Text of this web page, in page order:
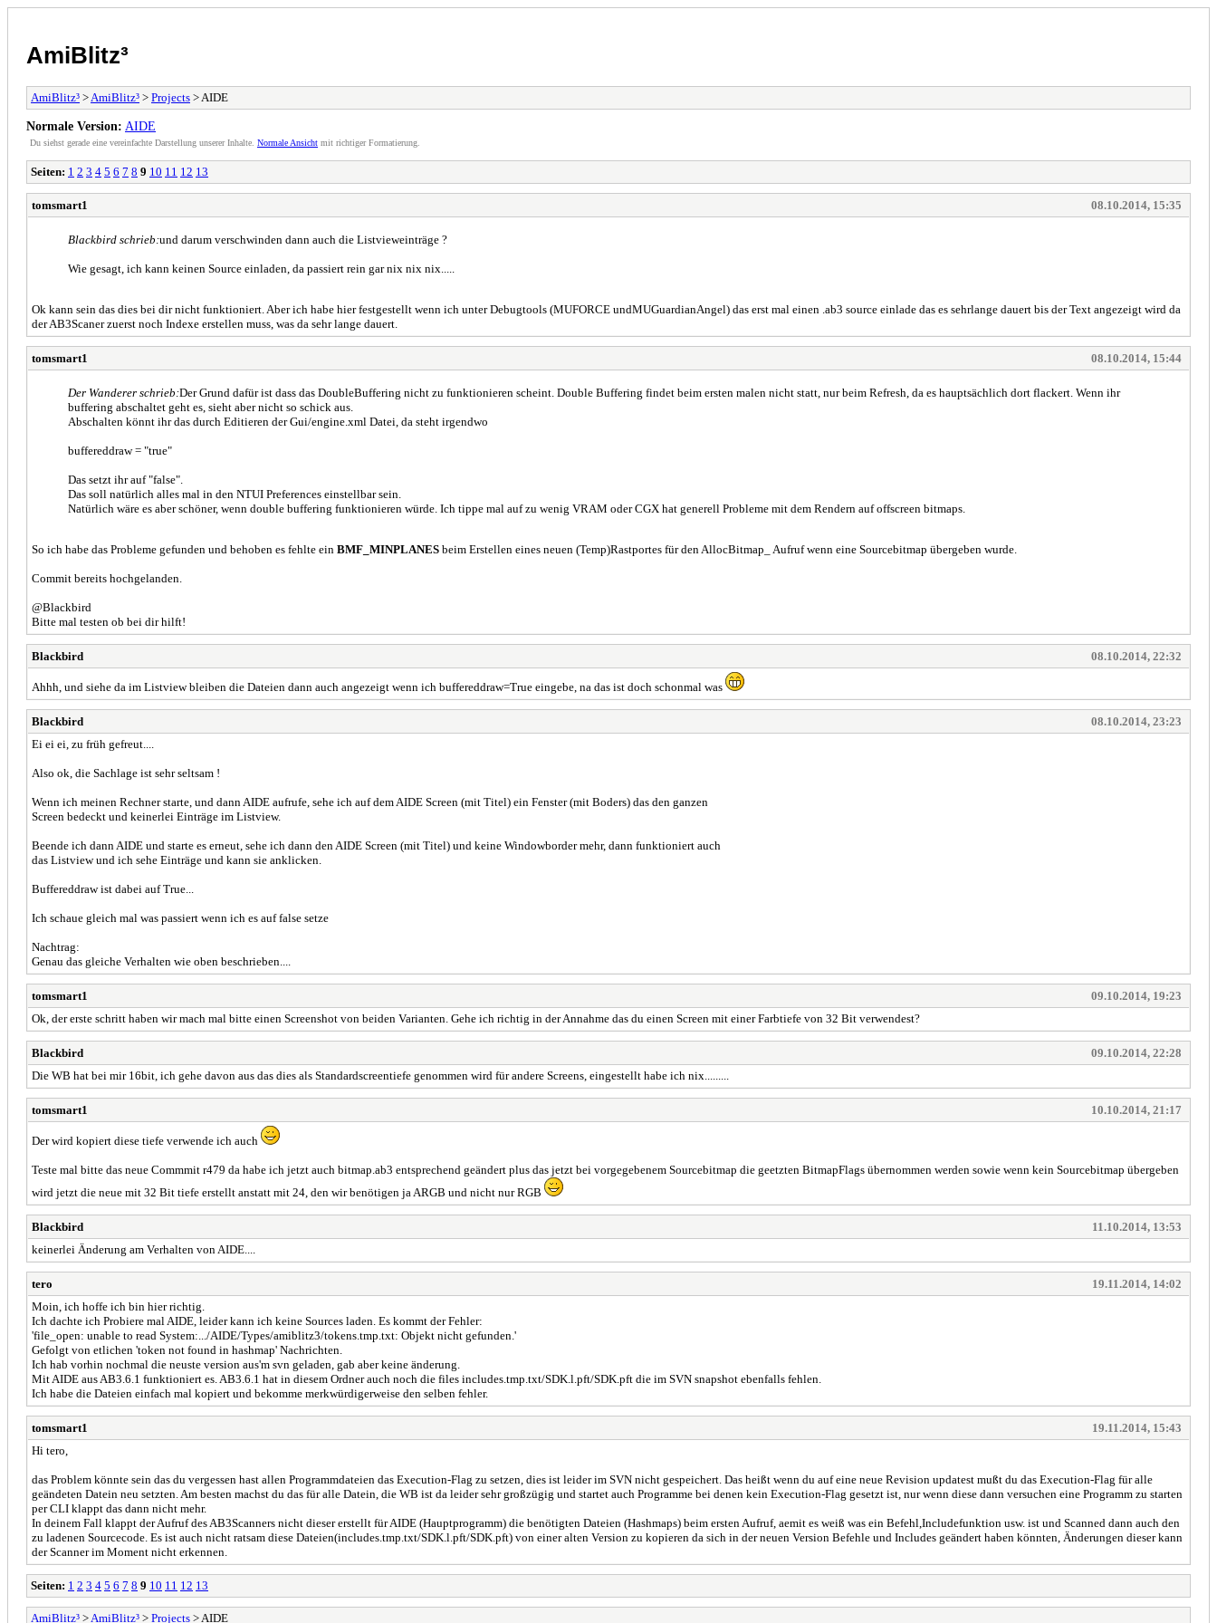
AmiBlitz³
AmiBlitz³ > AmiBlitz³ > Projects > AIDE
Normale Version: AIDE
Du siehst gerade eine vereinfachte Darstellung unserer Inhalte. Normale Ansicht mit richtiger Formatierung.
Seiten: 1 2 3 4 5 6 7 8 9 10 11 12 13
tomsmart1 08.10.2014, 15:35
Blackbird schrieb:und darum verschwinden dann auch die Listvieweinträge ?
Wie gesagt, ich kann keinen Source einladen, da passiert rein gar nix nix nix.....
Ok kann sein das dies bei dir nicht funktioniert. Aber ich habe hier festgestellt wenn ich unter Debugtools (MUFORCE undMUGuardianAngel) das erst mal einen .ab3 source einlade das es sehrlange dauert bis der Text angezeigt wird da
der AB3Scaner zuerst noch Indexe erstellen muss, was da sehr lange dauert.
tomsmart1 08.10.2014, 15:44
Der Wanderer schrieb:Der Grund dafür ist dass das DoubleBuffering nicht zu funktionieren scheint. Double Buffering findet beim ersten malen nicht statt, nur beim Refresh, da es hauptsächlich dort flackert. Wenn ihr
buffering abschaltet geht es, sieht aber nicht so schick aus.
Abschalten könnt ihr das durch Editieren der Gui/engine.xml Datei, da steht irgendwo
buffereddraw = "true"
Das setzt ihr auf "false".
Das soll natürlich alles mal in den NTUI Preferences einstellbar sein.
Natürlich wäre es aber schöner, wenn double buffering funktionieren würde. Ich tippe mal auf zu wenig VRAM oder CGX hat generell Probleme mit dem Rendern auf offscreen bitmaps.
So ich habe das Probleme gefunden und behoben es fehlte ein BMF_MINPLANES beim Erstellen eines neuen (Temp)Rastportes für den AllocBitmap_ Aufruf wenn eine Sourcebitmap übergeben wurde.
Commit bereits hochgelanden.
@Blackbird
Bitte mal testen ob bei dir hilft!
Blackbird 08.10.2014, 22:32
Ahhh, und siehe da im Listview bleiben die Dateien dann auch angezeigt wenn ich buffereddraw=True eingebe, na das ist doch schonmal was
Blackbird
08.10.2014, 23:23
Ei ei ei, zu früh gefreut....
Also ok, die Sachlage ist sehr seltsam !
Wenn ich meinen Rechner starte, und dann AIDE aufrufe, sehe ich auf dem AIDE Screen (mit Titel) ein Fenster (mit Boders) das den ganzen
Screen bedeckt und keinerlei Einträge im Listview.
Beende ich dann AIDE und starte es erneut, sehe ich dann den AIDE Screen (mit Titel) und keine Windowborder mehr, dann funktioniert auch
das Listview und ich sehe Einträge und kann sie anklicken.
Buffereddraw ist dabei auf True...
Ich schaue gleich mal was passiert wenn ich es auf false setze
Nachtrag:
Genau das gleiche Verhalten wie oben beschrieben....
tomsmart1
09.10.2014, 19:23
Ok, der erste schritt haben wir mach mal bitte einen Screenshot von beiden Varianten. Gehe ich richtig in der Annahme das du einen Screen mit einer Farbtiefe von 32 Bit verwendest?
Blackbird
09.10.2014, 22:28
Die WB hat bei mir 16bit, ich gehe davon aus das dies als Standardscreentiefe genommen wird für andere Screens, eingestellt habe ich nix.........
tomsmart1 10.10.2014, 21:17
Der wird kopiert diese tiefe verwende ich auch
Teste mal bitte das neue Commmit r479 da habe ich jetzt auch bitmap.ab3 entsprechend geändert plus das jetzt bei vorgegebenem Sourcebitmap die geetzten BitmapFlags übernommen werden sowie wenn kein Sourcebitmap übergeben
wird jetzt die neue mit 32 Bit tiefe erstellt anstatt mit 24, den wir benötigen ja ARGB und nicht nur RGB
Blackbird
11.10.2014, 13:53
keinerlei Änderung am Verhalten von AIDE....
tero
19.11.2014, 14:02
Moin, ich hoffe ich bin hier richtig.
Ich dachte ich Probiere mal AIDE, leider kann ich keine Sources laden. Es kommt der Fehler:
'file_open: unable to read System:.../AIDE/Types/amiblitz3/tokens.tmp.txt: Objekt nicht gefunden.'
Gefolgt von etlichen 'token not found in hashmap' Nachrichten.
Ich hab vorhin nochmal die neuste version aus'm svn geladen, gab aber keine änderung.
Mit AIDE aus AB3.6.1 funktioniert es. AB3.6.1 hat in diesem Ordner auch noch die files includes.tmp.txt/SDK.l.pft/SDK.pft die im SVN snapshot ebenfalls fehlen.
Ich habe die Dateien einfach mal kopiert und bekomme merkwürdigerweise den selben fehler.
tomsmart1
19.11.2014, 15:43
Hi tero,
das Problem könnte sein das du vergessen hast allen Programmdateien das Execution-Flag zu setzen, dies ist leider im SVN nicht gespeichert. Das heißt wenn du auf eine neue Revision updatest mußt du das Execution-Flag für alle
geändeten Datein neu setzten. Am besten machst du das für alle Datein, die WB ist da leider sehr großzügig und startet auch Programme bei denen kein Execution-Flag gesetzt ist, nur wenn diese dann versuchen eine Programm zu starten
per CLI klappt das dann nicht mehr.
In deinem Fall klappt der Aufruf des AB3Scanners nicht dieser erstellt für AIDE (Hauptprogramm) die benötigten Dateien (Hashmaps) beim ersten Aufruf, aemit es weiß was ein Befehl,Includefunktion usw. ist und Scanned dann auch den
zu ladenen Sourcecode. Es ist auch nicht ratsam diese Dateien(includes.tmp.txt/SDK.l.pft/SDK.pft) von einer alten Version zu kopieren da sich in der neuen Version Befehle und Includes geändert haben könnten, Änderungen dieser kann
der Scanner im Moment nicht erkennen.
Seiten: 1 2 3 4 5 6 7 8 9 10 11 12 13
AmiBlitz³ > AmiBlitz³ > Projects > AIDE